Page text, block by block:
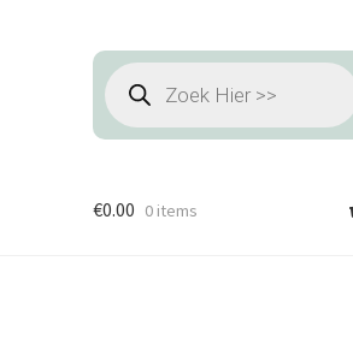
Producten
zoeken
€0.00 0 items